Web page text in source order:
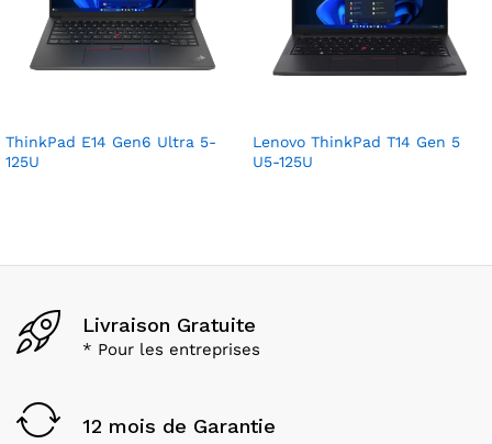
ThinkPad E14 Gen6 Ultra 5-
125U
Lenovo ThinkPad T14 Gen 5
U5-125U
Livraison Gratuite
* Pour les entreprises
12 mois de Garantie